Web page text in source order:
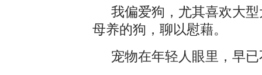
我偏爱狗，尤其喜欢大
母养的狗，聊以慰藉。
宠物在年轻人眼里，早